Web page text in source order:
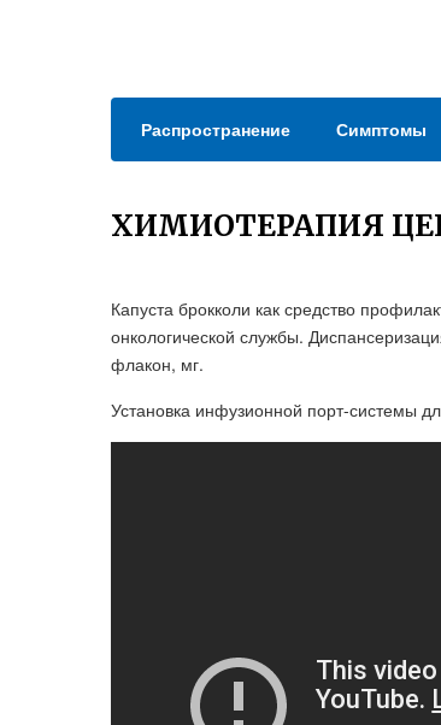
Распространение Симптомы
ХИМИОТЕРАПИЯ
Капуста брокколи как средство
онкологической службы.
флакон, мг.
Установка инфузионной порт-системы